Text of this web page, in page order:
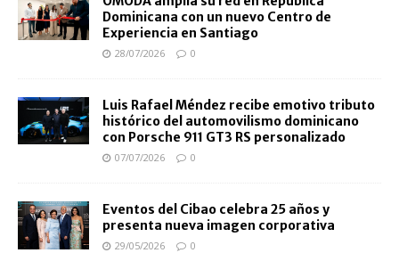
Dominicana con un nuevo Centro de
Experiencia en Santiago
28/07/2026 0
Luis Rafael Méndez recibe emotivo tributo
histórico del automovilismo dominicano
con Porsche 911 GT3 RS personalizado
07/07/2026 0
Eventos del Cibao celebra 25 años y
presenta nueva imagen corporativa
29/05/2026 0